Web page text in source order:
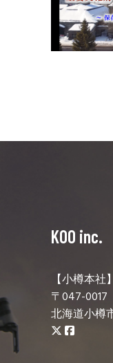
KOO inc.
【小樽本社】
〒047-0017
北海道小樽